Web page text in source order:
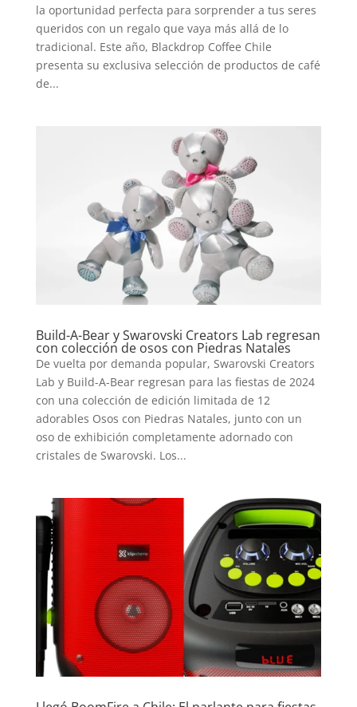
la oportunidad perfecta para sorprender a tus seres
queridos con un regalo que vaya más allá de lo
tradicional. Este año, Blackdrop Coffee Chile
presenta su exclusiva selección de productos de café
de...
Build-A-Bear y Swarovski Creators Lab regresan
con colección de osos con Piedras Natales
De vuelta por demanda popular, Swarovski Creators
Lab y Build-A-Bear regresan para las fiestas de 2024
con una colección de edición limitada de 12
adorables Osos con Piedras Natales, junto con un
oso de exhibición completamente adornado con
cristales de Swarovski. Los...